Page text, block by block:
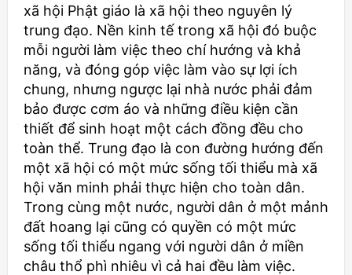
xã hội Phật giáo là xã hội theo nguyên lý
trung đạo. Nền kinh tế trong xã hội đó buộc
mỗi người làm việc theo chí hướng và khả
năng, và đóng góp việc làm vào sự lợi ích
chung, nhưng ngược lại nhà nước phải đảm
bảo được cơm áo và những điều kiện cần
thiết để sinh hoạt một cách đồng đều cho
toàn thể. Trung đạo là con đường hướng đến
một xã hội có một mức sống tối thiểu mà xã
hội văn minh phải thực hiện cho toàn dân.
Trong cùng một nước, người dân ở một mảnh
đất hoang lại cũng có quyền có một mức
sống tối thiểu ngang với người dân ở miền
châu thổ phì nhiêu vì cả hai đều làm việc.